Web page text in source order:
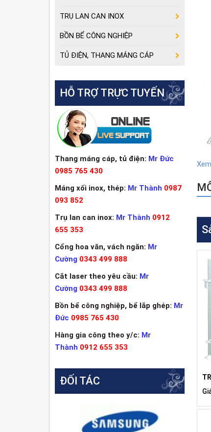
TRỤ LAN CAN INOX
BỒN BỂ CÔNG NGHIỆP
TỦ ĐIỆN, THANG MÁNG CÁP
HỖ TRỢ TRỰC TUYẾN
Thang máng cáp, tủ điện: Mr Đức
0985 765 430
Máng xối inox, thép: Mr Thành 0987
093 852
Trụ lan can inox: Mr Thành 0912
655 353
Cổng hoa văn, vách ngăn: Mr
Cường 0343 499 888
Cắt laser theo yêu cầu: Mr
Cường 0343 499 888
Bồn bể công nghiệp, bể lắp ghép: Mr
Đức 0985 765 430
Hàng gia công theo y/c: Mr
Thành 0912 655 353
ĐỐI TÁC